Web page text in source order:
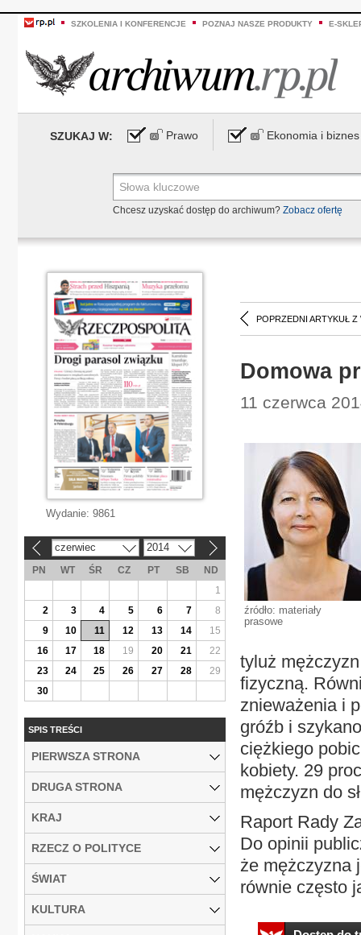
SZKOLENIA I KONFERENCJE POZNAJ NASZE PRODUKTY E-
SZUKAJ W: Prawo Ekonomia i biznes
Chcesz uzyskać dostęp do archiwum? Zobacz ofertę
POPRZEDNI ARTYKUŁ Z
Domowa
11 czerwca
źródło: materiały
prasowe
tyluż
fizyczną.
znieważenia i
gróźb i
ciężkiego
kobiety. 29
mężczyzn do
Raport Rady
Do opinii
że mężczyzna
równie często
Wydanie: 9861
czerwiec 2014
PN WT ŚR CZ PT SB
ND
1
2
3 4 5 6 7
8
9
10 11 12 13 14
15
16
17 18 19 20 21
22
23
24 25 26 27 28
29
30
SPIS TREŚCI
PIERWSZA STRONA
DRUGA STRONA
KRAJ
RZECZ O POLITYCE
ŚWIAT
KULTURA